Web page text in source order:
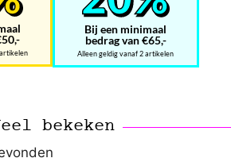
Bij een minimaal
bedrag van €65,-
Alleen geldig vanaf 2 artikelen
bekeken